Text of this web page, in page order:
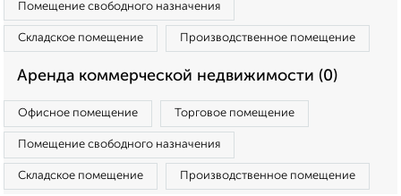
Помещение свободного назначения
Складское помещение Производственное помещение
Аренда коммерческой недвижимости (0)
Офисное помещение Торговое помещение
Помещение свободного назначения
Складское помещение Производственное помещение